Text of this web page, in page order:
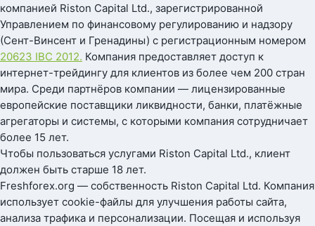
компанией Riston Capital Ltd., зарегистрированной
Управлением по финансовому регулированию и надзору
(Сент-Винсент и Гренадины) с регистрационным номером
20623 IBC 2012. Компания предоставляет доступ к
интернет-трейдингу для клиентов из более чем 200 стран
мира. Среди партнёров компании — лицензированные
европейские поставщики ликвидности, банки, платёжные
агрегаторы и системы, с которыми компания сотрудничает
более 15 лет.
Чтобы пользоваться услугами Riston Capital Ltd., клиент
должен быть старше 18 лет.
Freshforex.org — собственность Riston Capital Ltd. Компания
использует cookie-файлы для улучшения работы сайта,
анализа трафика и персонализации. Посещая и используя